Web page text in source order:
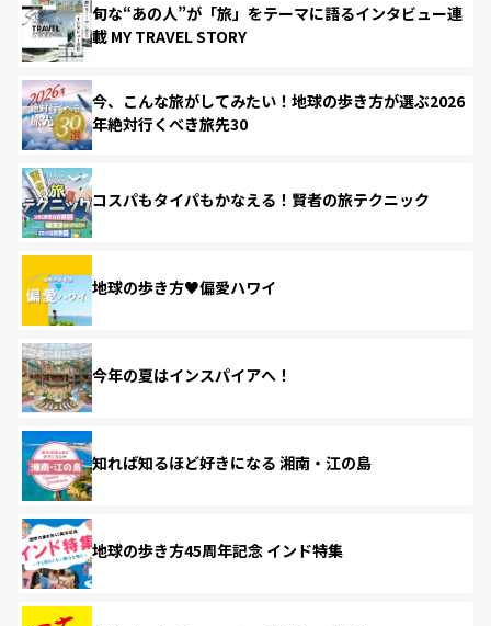
旬な“あの人”が「旅」をテーマに語るインタビュー連
載 MY TRAVEL STORY
今、こんな旅がしてみたい！地球の歩き方が選ぶ2026
年絶対行くべき旅先30
コスパもタイパもかなえる！賢者の旅テクニック
地球の歩き方♥偏愛ハワイ
今年の夏はインスパイアへ！
知れば知るほど好きになる 湘南・江の島
地球の歩き方45周年記念 インド特集